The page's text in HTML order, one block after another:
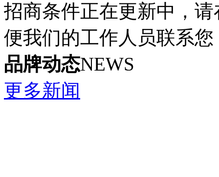
招商条件正在更新中，
便我们的工作人员联系
品牌动态NEWS
更多新闻